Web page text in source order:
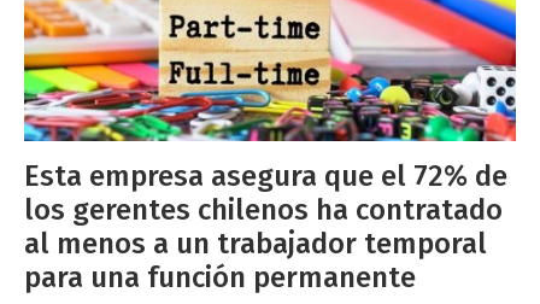
Esta empresa asegura que el 72% de
los gerentes chilenos ha contratado
al menos a un trabajador temporal
para una función permanente